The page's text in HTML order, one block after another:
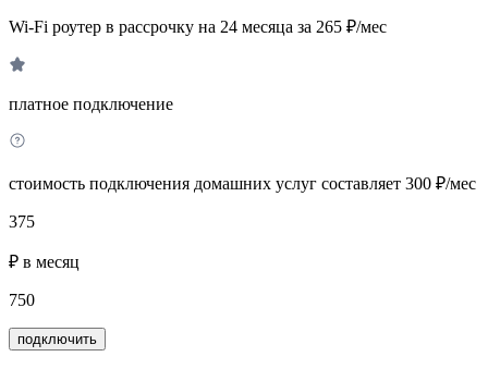
Wi-Fi роутер в рассрочку на 24 месяца за 265 ₽/мес
платное подключение
стоимость подключения домашних услуг составляет 300 ₽/мес
375
₽ в месяц
750
подключить